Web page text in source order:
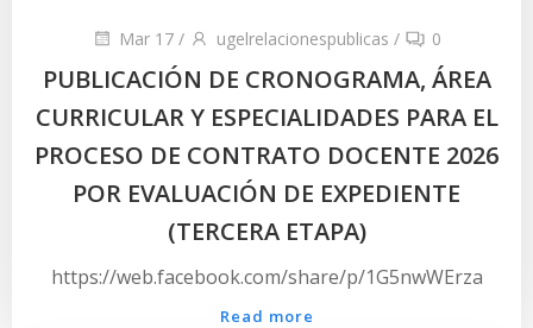
Mar 17 / ugelrelacionespublicas / 0
PUBLICACIÓN DE CRONOGRAMA, ÁREA
CURRICULAR Y ESPECIALIDADES PARA EL
PROCESO DE CONTRATO DOCENTE 2026
POR EVALUACIÓN DE EXPEDIENTE
(TERCERA ETAPA)
https://web.facebook.com/share/p/1G5nwWErza
Read more